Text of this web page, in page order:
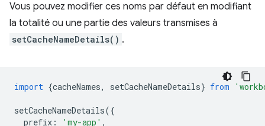
Vous pouvez modifier ces noms par défaut en modifiant
la totalité ou une partie des valeurs transmises à
setCacheNameDetails() .
import {cacheNames, setCacheNameDetails} from
setCacheNameDetails({
prefix : 'my-app' ,